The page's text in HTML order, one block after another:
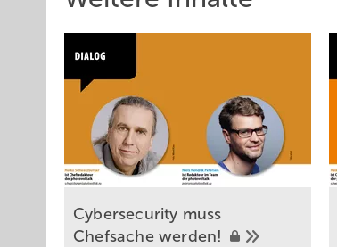
Cybersecurity muss
Chefsache werden!